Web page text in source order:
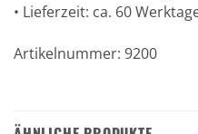
• Lieferzeit: ca. 60
Artikelnummer: 9200